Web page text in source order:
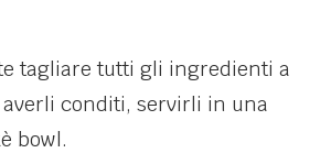
tagliare tutti gli ingredienti a
conditi, servirli in una
bowl.